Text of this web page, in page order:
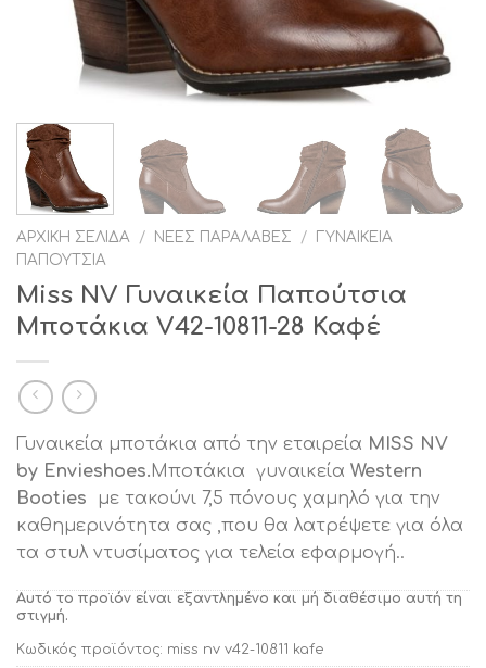
ΑΡΧΙΚΉ ΣΕΛΊΔΑ / ΝΈΕΣ ΠΑΡΑΛΑΒΈΣ /
ΓΥΝΑΙΚΕΊΑ
ΠΑΠΟΎΤΣΙΑ
Miss NV Γυναικεία Παπούτσια
Μποτάκια V42-10811-28 Καφέ
Γυναικεία μποτάκια από την εταιρεία MISS NV
by Envieshoes. Μποτάκια γυναικεία Western
Booties με τακούνι 7,5 πόνους χαμηλό για την
καθημερινότητα σας ,που θα λατρέψετε για όλα
τα στυλ ντυσίματος για τελεία εφαρμογή..
Αυτό το προϊόν είναι εξαντλημένο και μή διαθέσιμο αυτή τη
στιγμή.
Κωδικός προϊόντος: miss nv v42-10811 kafe